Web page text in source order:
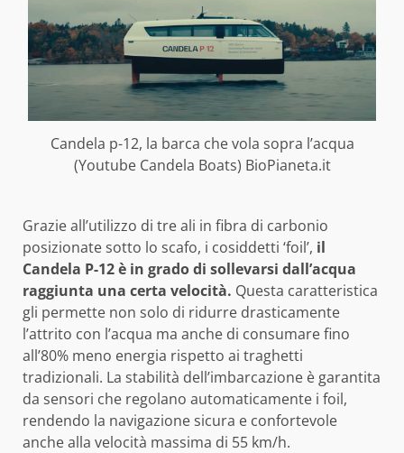
Candela p-12, la barca che vola sopra l’acqua
(Youtube Candela Boats) BioPianeta.it
Grazie all’utilizzo di tre ali in fibra di carbonio
posizionate sotto lo scafo, i cosiddetti ‘foil’, il
Candela P-12 è in grado di sollevarsi dall’acqua
raggiunta una certa velocità. Questa caratteristica
gli permette non solo di ridurre drasticamente
l’attrito con l’acqua ma anche di consumare fino
all’80% meno energia rispetto ai traghetti
tradizionali. La stabilità dell’imbarcazione è garantita
da sensori che regolano automaticamente i foil,
rendendo la navigazione sicura e confortevole
anche alla velocità massima di 55 km/h.